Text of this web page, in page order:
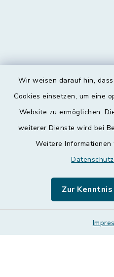
Wir weisen darauf hin,
Cookies einsetzen, um eine
Website zu ermöglichen.
weiterer Dienste wird bei
Weitere Informationen
Zur
Leichte